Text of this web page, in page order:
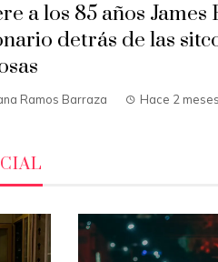
a los 85 años James
detrás de las
Ramos Barraza Hace 2 meses